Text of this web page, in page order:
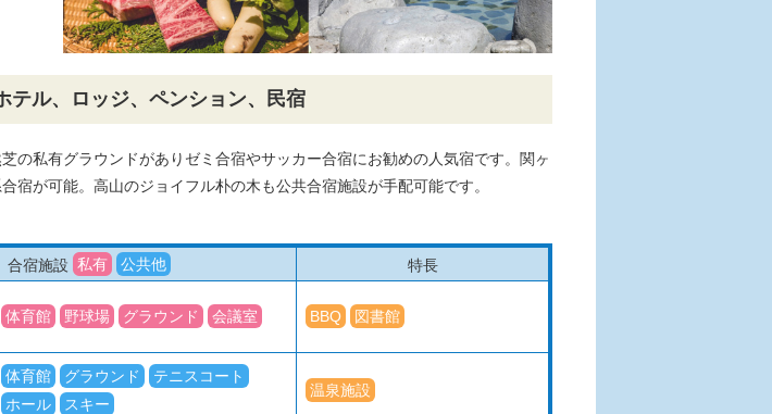
テル、ロッジ、ペンション、民宿
の私有グラウンドがありゼミ合宿やサッカー合宿にお勧めの人気宿です。関ヶ
が可能。高山のジョイフル朴の木も公共合宿施設が手配可能です。
合宿施設 私有 公共他 特長
体育館 野球場 グラウンド 会議室 BBQ 図書館
体育館 グラウンド
テニスコート
ホール
スキー
温泉施設